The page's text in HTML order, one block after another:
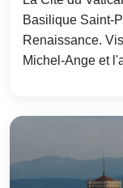
Basilique
Renaissance.
Michel‑Ange et